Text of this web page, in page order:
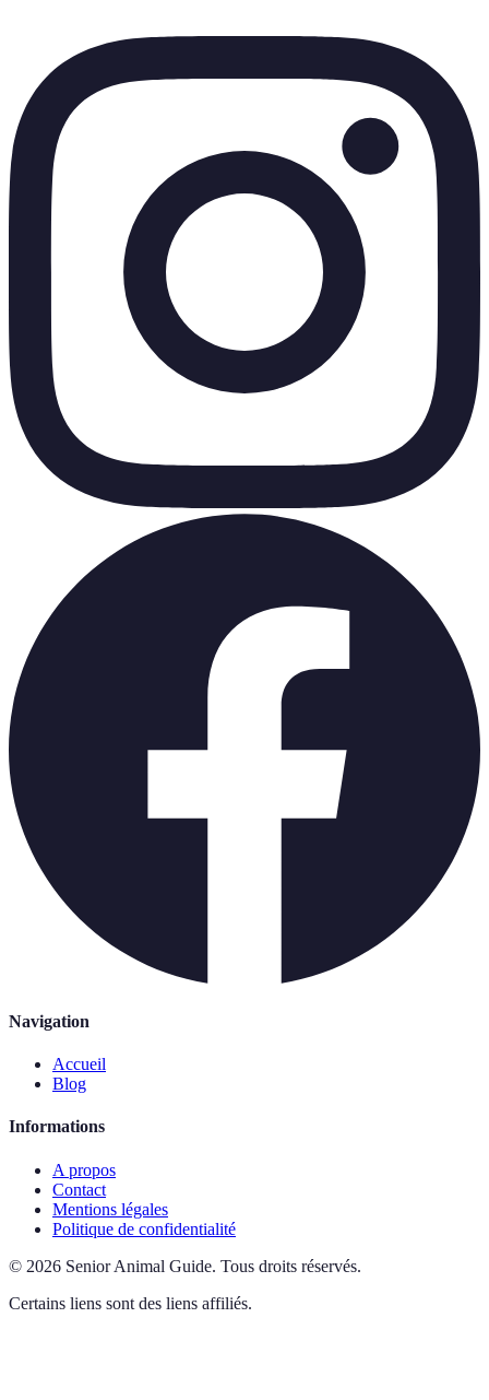
Navigation
Accueil
Blog
Informations
A propos
Contact
Mentions légales
Politique de confidentialité
© 2026 Senior Animal Guide. Tous droits réservés.
Certains liens sont des liens affiliés.